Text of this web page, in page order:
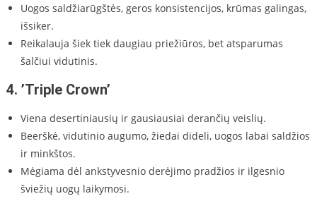
Uogos saldžiarūgštės, geros konsistencijos, krūmas galingas,
išsiker.
Reikalauja šiek tiek daugiau priežiūros, bet atsparumas
šalčiui vidutinis.
4. ’Triple Crown’
Viena desertiniausių ir gausiausiai derančių veislių.
Beerškė, vidutinio augumo, žiedai dideli, uogos labai saldžios
ir minkštos.
Mėgiama dėl ankstyvesnio derėjimo pradžios ir ilgesnio
šviežių uogų laikymosi.